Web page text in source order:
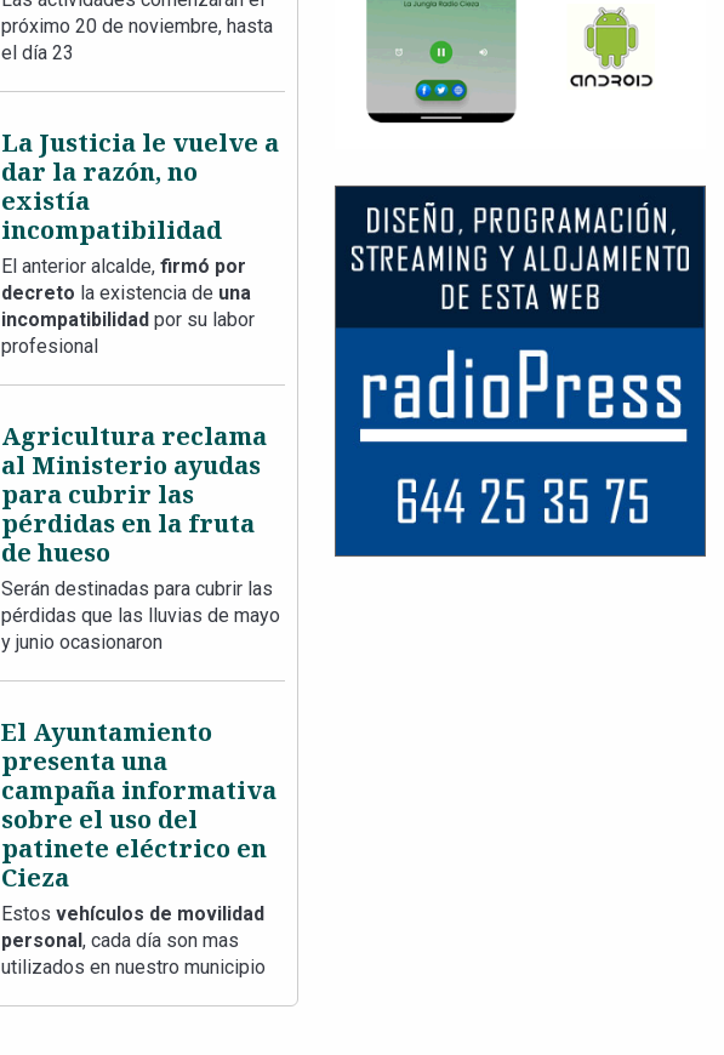
próximo 20 de noviembre, hasta
el día 23
La Justicia le vuelve a
dar la razón, no
existía
incompatibilidad
El anterior alcalde, firmó por
decreto la existencia de una
incompatibilidad por su labor
profesional
Agricultura reclama
al Ministerio ayudas
para cubrir las
pérdidas en la fruta
de hueso
Serán destinadas para cubrir las
pérdidas que las lluvias de mayo
y junio ocasionaron
El Ayuntamiento
presenta una
campaña informativa
sobre el uso del
patinete eléctrico en
Cieza
Estos vehículos de movilidad
personal, cada día son mas
utilizados en nuestro municipio